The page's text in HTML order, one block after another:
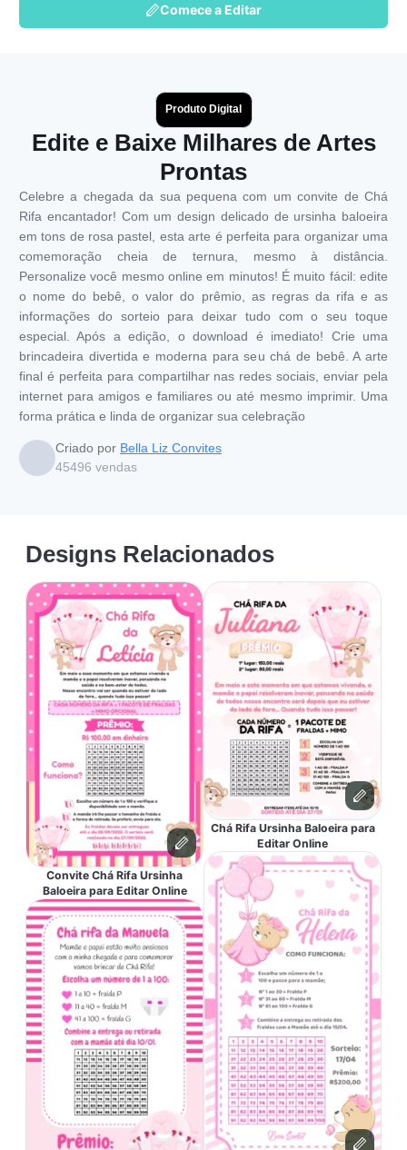
Comece a Editar
Produto Digital
Edite e Baixe Milhares de Artes
Prontas
Celebre a chegada da sua pequena com um convite de Chá
Rifa encantador! Com um design delicado de ursinha baloeira
em tons de rosa pastel, esta arte é perfeita para organizar uma
comemoração cheia de ternura, mesmo à distância.
Personalize você mesmo online em minutos! É muito fácil: edite
o nome do bebê, o valor do prêmio, as regras da rifa e as
informações do sorteio para deixar tudo com o seu toque
especial. Após a edição, o download é imediato! Crie uma
brincadeira divertida e moderna para seu chá de bebê. A arte
final é perfeita para compartilhar nas redes sociais, enviar pela
internet para amigos e familiares ou até mesmo imprimir. Uma
forma prática e linda de organizar sua celebração
Criado por Bella Liz Convites
45496 vendas
Designs Relacionados
Convite Chá Rifa Ursinha
Baloeira para Editar Online
Chá Rifa Ursinha Baloeira para
Editar Online